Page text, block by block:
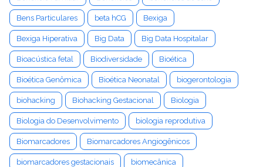
Bens Particulares beta hCG Bexiga
Bexiga Hiperativa Big Data Big Data Hospitalar
Bioacústica fetal Biodiversidade Bioética
Bioética Genômica Bioética Neonatal biogerontologia
biohacking Biohacking Gestacional Biologia
Biologia do Desenvolvimento biologia reprodutiva
Biomarcadores Biomarcadores Angiogênicos
biomarcadores gestacionais biomecânica